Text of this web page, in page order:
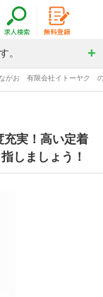
。
がお 有限会社イトーヤク
充実！高い定着
しましょう！